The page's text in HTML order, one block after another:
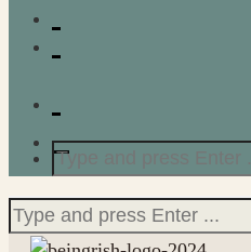
Search
for:
Search
for: